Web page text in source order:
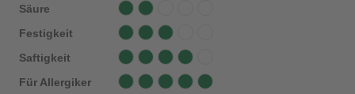
Säure
Festigkeit
Saftigkeit
Für Allergiker